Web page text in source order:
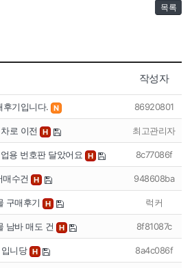
목록
작성자
후기입니다. N 86920801
로 이전 H 최고관리자
용 번호판 달았어요 H 8c77086f
수건 H 948608ba
구매후기 H 럭커
남바 매도 건 H 8f81087c
니당 H 8a4c086f